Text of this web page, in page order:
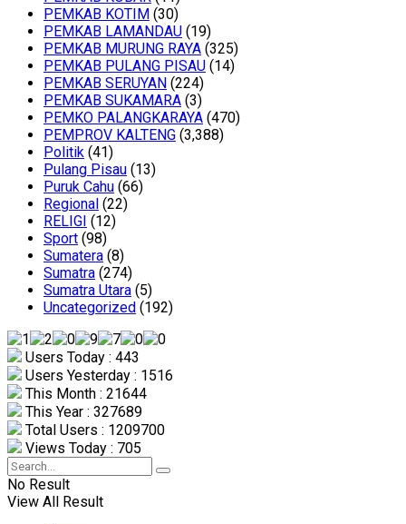
PEMKAB KOTIM (30)
PEMKAB LAMANDAU (19)
PEMKAB MURUNG RAYA (325)
PEMKAB PULANG PISAU (14)
PEMKAB SERUYAN (224)
PEMKAB SUKAMARA (3)
PEMKO PALANGKARAYA (470)
PEMPROV KALTENG (3,388)
Politik (41)
Pulang Pisau (13)
Puruk Cahu (66)
Regional (22)
RELIGI (12)
Sport (98)
Sumatera (8)
Sumatra (274)
Sumatra Utara (5)
Uncategorized (192)
Users Today : 443
Users Yesterday : 1516
This Month : 21644
This Year : 327689
Total Users : 1209700
Views Today : 705
No Result
View All Result